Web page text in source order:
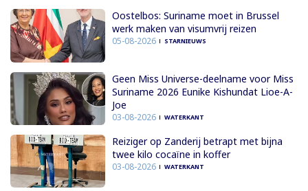
Oostelbos: Suriname moet in Brussel
werk maken van visumvrij reizen
05-08-2026 STARNIEUWS
Geen Miss Universe-deelname voor Miss
Suriname 2026 Eunike Kishundat Lioe-A-
Joe
03-08-2026 WATERKANT
Reiziger op Zanderij betrapt met bijna
twee kilo cocaïne in koffer
03-08-2026 WATERKANT